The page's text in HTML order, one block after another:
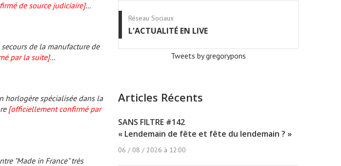
de source judiciaire]...
de la manufacture de
par la suite]...
horlogère spécialisée dans la
[officiellement confirmé par
"Made in France" très
Réseau Sociaux
L'ACTUALITÉ EN LIVE
Tweets by gregorypons
Articles Récents
SANS FILTRE #142
« Lendemain de fête et fête du lendemain ? »
06 / 08 / 2026 à 12:00